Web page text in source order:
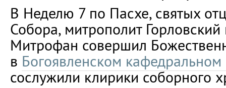
В Неделю 7 по Пасхе, святых
Собора, митрополит
Митрофан совершил
в Богоявленском кафедральном
сослужили клирики соборного